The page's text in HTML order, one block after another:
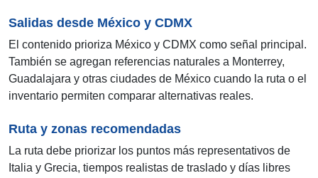
Salidas desde México y CDMX
El contenido prioriza México y CDMX como señal principal.
También se agregan referencias naturales a Monterrey,
Guadalajara y otras ciudades de México cuando la ruta o el
inventario permiten comparar alternativas reales.
Ruta y zonas recomendadas
La ruta debe priorizar los puntos más representativos de
Italia y Grecia, tiempos realistas de traslado y días libres